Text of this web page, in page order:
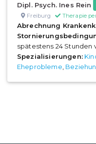
Dipl. Psych. Ines Rein
Freiburg Therapie
Abrechnung
spätestens 24 Stunden
Spezialisierungen:
Eheprobleme